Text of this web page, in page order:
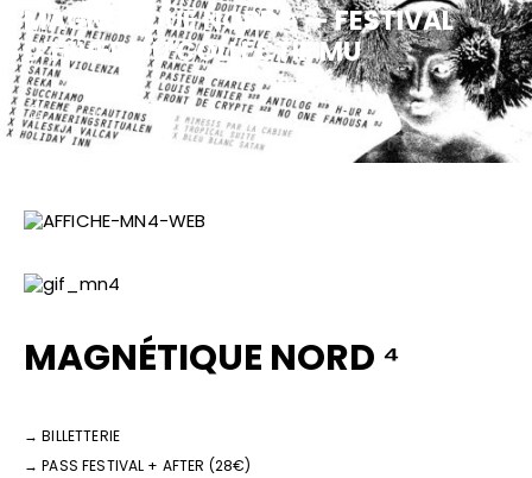
MAGNÉTIQUE NORD ⁴ — FESTIVAL
D’HIVER DU COLLECTIF MU
MAGNÉTIQUE NORD ⁴
→BILLETTERIE
→PASS FESTIVAL + AFTER (28€)